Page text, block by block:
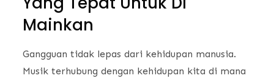
Mainkan
Gangguan tidak lepas dari kehidupan manusia.
Musik terhubung dengan kehidupan kita di mana